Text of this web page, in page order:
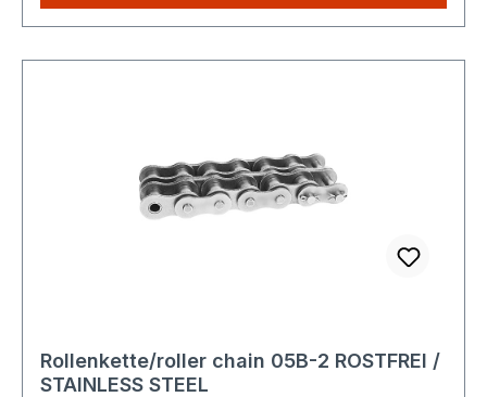
einmalig die höheren Versandkosten.
Rollenkette/roller chain 05B-2 ROSTFREI /
STAINLESS STEEL